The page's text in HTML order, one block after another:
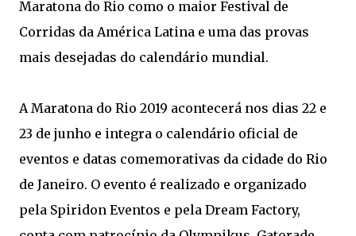
Maratona do Rio como o maior Festival de
Corridas da América Latina e uma das provas
mais desejadas do calendário mundial.
A Maratona do Rio 2019 acontecerá nos dias 22 e
23 de junho e integra o calendário oficial de
eventos e datas comemorativas da cidade do Rio
de Janeiro. O evento é realizado e organizado
pela Spiridon Eventos e pela Dream Factory,